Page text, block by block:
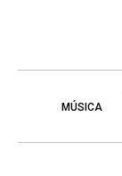
MÚSICA